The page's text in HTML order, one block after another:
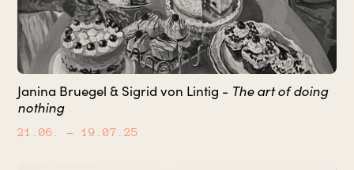
Janina Bruegel & Sigrid von Lintig - The art of doing
nothing
21.06. – 19.07.25